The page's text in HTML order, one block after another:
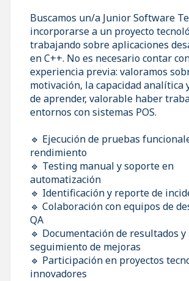
Buscamos un/a Junior Software
incorporarse a un proyecto
trabajando sobre aplicaciones
en C++. No es necesario contar
experiencia previa: valoramos
motivación, la capacidad analítica
de aprender, valorable haber
entornos con sistemas POS.
🔹 Ejecución de pruebas
rendimiento
🔹 Testing manual y soporte en
automatización
🔹 Identificación y reporte de
🔹 Colaboración con equipos de
QA
🔹 Documentación de resultados y
seguimiento de mejoras
🔹 Participación en proyectos
innovadores